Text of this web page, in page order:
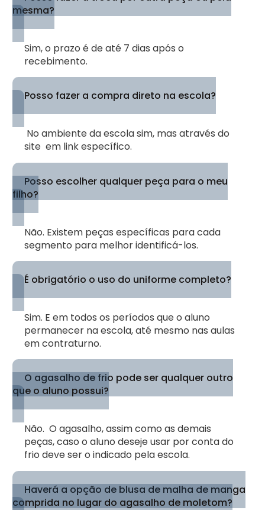
mesma?
Sim, o prazo é de até 7 dias após o
recebimento.
Posso fazer a compra direto na escola?
No ambiente da escola sim, mas através do
site em link específico.
Posso escolher qualquer peça para o meu
filho?
Não. Existem peças específicas para cada
segmento para melhor identificá-los.
É obrigatório o uso do uniforme completo?
Sim. E em todos os períodos que o aluno
permanecer na escola, até mesmo nas aulas
em contraturno.
O agasalho de frio pode ser qualquer outro
que o aluno possui?
Não. O agasalho, assim como as demais
peças, caso o aluno deseje usar por conta do
frio deve ser o indicado pela escola.
Haverá a opção de blusa de malha de manga
comprida no lugar do agasalho de moletom?